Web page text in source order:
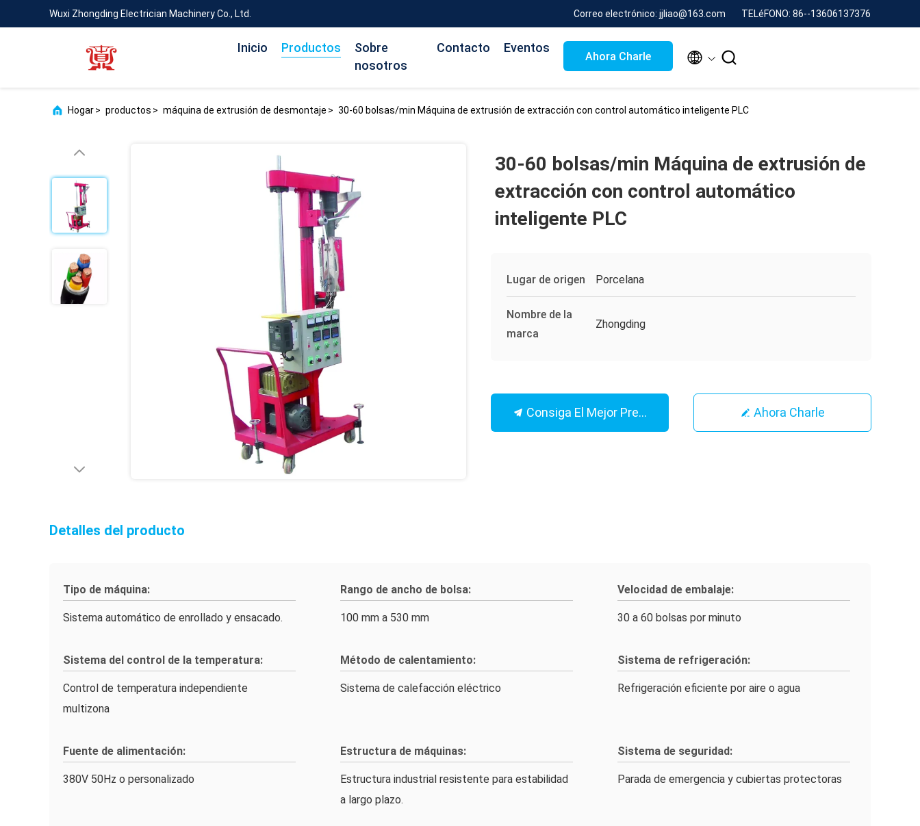
Wuxi Zhongding Electrician Machinery Co., Ltd. Correo electrónico: jjliao@163.com TELéFONO: 86--13606137376
Inicio Productos
Sobre
nosotros
Contacto Eventos
Ahora Charle  
Hogar> productos > máquina de extrusión de desmontaje > 30-60 bolsas/min Máquina de extrusión de extracción con control automático inteligente PLC
30-60 bolsas/min Máquina de extrusión de
extracción con control automático
inteligente PLC
Lugar de origen Porcelana
Nombre de la
marca
Zhongding
Consiga El Mejor Precio Ahora Charle
Detalles del producto
Tipo de máquina:
Sistema automático de enrollado y ensacado.
Rango de ancho de bolsa:
100 mm a 530 mm
Velocidad de embalaje:
30 a 60 bolsas por minuto
Sistema del control de la temperatura:
Control de temperatura independiente
multizona
Método de calentamiento:
Sistema de calefacción eléctrico
Sistema de refrigeración:
Refrigeración eficiente por aire o agua
Fuente de alimentación:
380V 50Hz o personalizado
Estructura de máquinas:
Estructura industrial resistente para estabilidad
a largo plazo.
Sistema de seguridad:
Parada de emergencia y cubiertas protectoras